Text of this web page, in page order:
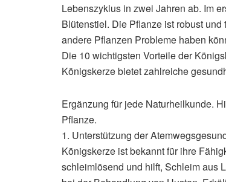
Lebenszyklus in zwei Jahren ab. Im
Blütenstiel. Die Pflanze ist robust
andere Pflanzen Probleme haben
Die 10 wichtigsten Vorteile der
Königskerze bietet zahlreiche
Ergänzung für jede Naturheilkunde.
Pflanze.
1. Unterstützung der
Königskerze ist bekannt für ihre
schleimlösend und hilft, Schleim aus